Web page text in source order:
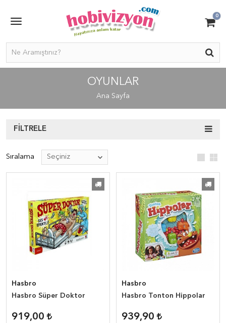
0
OYUNLAR
Ana Sayfa
FILTRELE
Sıralama
Hasbro
Hasbro Süper Doktor
919,00
Hasbro
Hasbro Tonton Hippolar
939,90